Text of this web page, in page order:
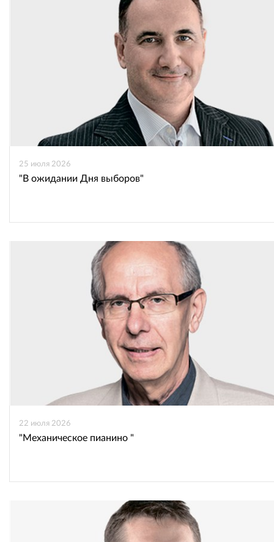
25 июля 2026
"В ожидании Дня выборов"
22 июля 2026
"Механическое пианино "